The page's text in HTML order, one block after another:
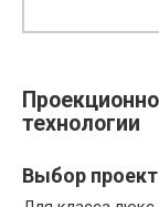
технологии
Выбор